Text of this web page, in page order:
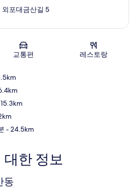
지도
포대금산길 5
교통편 레스토랑
- 24.5km
대한 정보
동